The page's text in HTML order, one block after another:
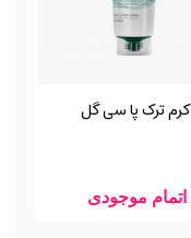
کرم ترک پا سی گل
اتمام موجودی